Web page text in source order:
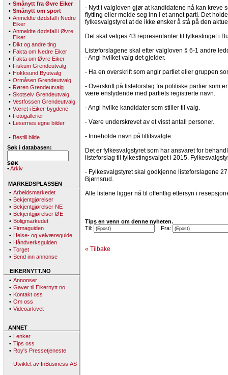
• Smånytt fra Øvre Eiker
• Smånytt om sport
• Anmeldte dødsfall i Nedre
Eiker
• Anmeldte dødsfall i Øvre
Eiker
• Dikt og andre ting
• Fakta om Nedre Eiker
• Fakta om Øvre Eiker
• Fiskum Grendeutvalg
• Hokksund Byutvalg
• Ormåsen Grendeutvalg
• Røren Grendeutvalg
• Skotselv Grendeutvalg
• Vestfossen Grendeutvalg
• Været i Eiker-bygdene
• Fotogallerier
• Lesernes egne bilder
• Bestill bilde
Søk i databasen:
•Arkiv
MARKEDSPLASSEN
• Arbeidsmarkedet
• Bekjentgjørelser
• Bekjentgjørelser NE
• Bekjentgjørelser ØE
• Boligmarkedet
• Firmaguiden
• Helse- og velværeguide
• Håndverksguiden
• Torget
• Send inn annonse
EIKERNYTT.NO
• Annonser
• Gaver til Eikernytt.no
• Kontakt oss
• Om oss
• Videoarkivet
ANNET
• Lenker
• Tips oss
• Roy's Pressetjeneste
Utviklet av InBusiness AS
- Nytt i valgloven gjør at kandidatene nå kan kreve
flytting eller melde seg inn i et annet parti. Det
fylkesvalgstyret at de ikke ønsker å stå på den
Det skal velges 43 representanter til fylkestinget i
Listeforslagene skal etter valgloven § 6-1 andre
- Angi hvilket valg det gjelder.
- Ha en overskrift som angir partiet eller gruppen
- Overskrift på listeforslag fra politiske partier som
være enslydende med partiets registrerte navn.
- Angi hvilke kandidater som stiller til valg.
- Være underskrevet av et visst antall personer.
- Inneholde navn på tillitsvalgte.
Det er fylkesvalgstyret som har ansvaret for
listeforslag til fylkestingsvalget i 2015.
- Fylkesvalgstyret skal godkjenne listeforslagene
Bjørnsrud.
Alle listene ligger nå til offentlig ettersyn i
Tips en venn om denne nyheten.
Til:
Fra:
« Tilbake